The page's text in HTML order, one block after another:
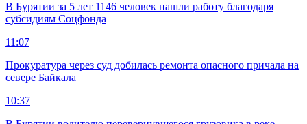
В Бурятии за 5 лет 1146 человек нашли работу благодаря
субсидиям Соцфонда
11:07
Прокуратура через суд добилась ремонта опасного причала на
севере Байкала
10:37